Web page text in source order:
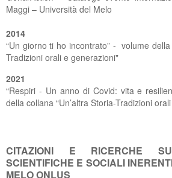
Maggi – Università del Melo
2014
“Un giorno ti ho incontrato” - volume della
Tradizioni orali e generazioni"
2021
“Respiri - Un anno di Covid: vita e
della collana “Un’altra Storia-Tradizioni
CITAZIONI E RICERCHE SU
SCIENTIFICHE E SOCIALI
MELO ONLUS